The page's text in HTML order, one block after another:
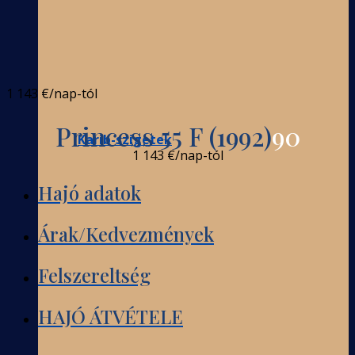
Karib-szigetek
1 143 €/nap-tól
Princess 55 F (1992)90
1 143 €/nap-tól
Hajó adatok
Árak/Kedvezmények
Felszereltség
HAJÓ ÁTVÉTELE